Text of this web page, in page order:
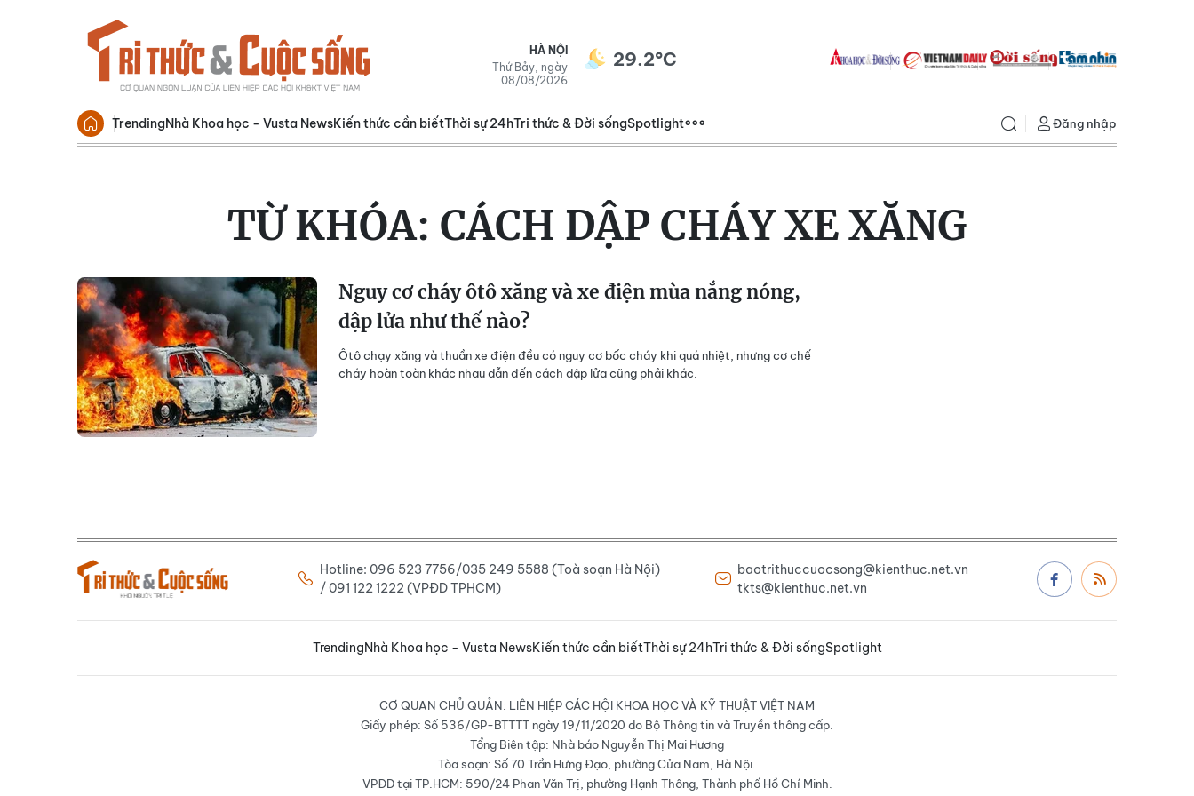
HÀ NỘI
Thứ Bảy, ngày
08/08/2026
29.2°C
TrendingNhà Khoa học - Vusta NewsKiến thức cần biếtThời sự 24hTri thức & Đời sốngSpotlight Đăng nhập
TỪ KHÓA: CÁCH DẬP CHÁY XE XĂNG
Nguy cơ cháy ôtô xăng và xe điện mùa nắng nóng,
dập lửa như thế nào?
Ôtô chạy xăng và thuần xe điện đều có nguy cơ bốc cháy khi quá nhiệt, nhưng cơ chế
cháy hoàn toàn khác nhau dẫn đến cách dập lửa cũng phải khác.
Hotline: 096 523 7756/035 249 5588 (Toà soạn Hà Nội)
/ 091 122 1222 (VPĐD TPHCM)
baotrithuccuocsong@kienthuc.net.vn
tkts@kienthuc.net.vn
TrendingNhà Khoa học - Vusta NewsKiến thức cần biếtThời sự 24hTri thức & Đời sốngSpotlight
CƠ QUAN CHỦ QUẢN: LIÊN HIỆP CÁC HỘI KHOA HỌC VÀ KỸ THUẬT VIỆT NAM
Giấy phép: Số 536/GP-BTTTT ngày 19/11/2020 do Bộ Thông tin và Truyền thông cấp.
Tổng Biên tập: Nhà báo Nguyễn Thị Mai Hương
Tòa soạn: Số 70 Trần Hưng Đạo, phường Cửa Nam, Hà Nội.
VPĐD tại TP.HCM: 590/24 Phan Văn Trị, phường Hạnh Thông, Thành phố Hồ Chí Minh.